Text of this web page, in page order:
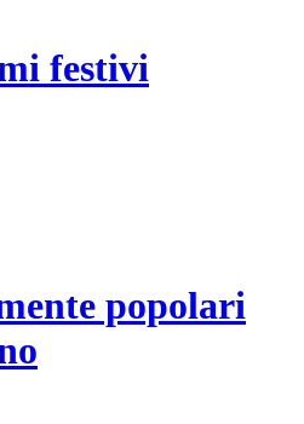
festivi
popolari